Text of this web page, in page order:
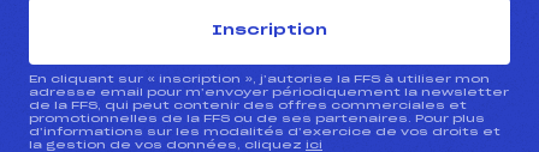
Inscription
En cliquant sur « inscription », j’autorise la FFS à utiliser mon
adresse email pour m’envoyer périodiquement la newsletter
de la FFS, qui peut contenir des offres commerciales et
promotionnelles de la FFS ou de ses partenaires. Pour plus
d’informations sur les modalités d’exercice de vos droits et
la gestion de vos données, cliquez ici